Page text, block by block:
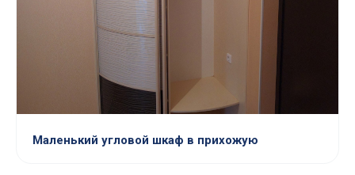
Маленький угловой шкаф в прихожую